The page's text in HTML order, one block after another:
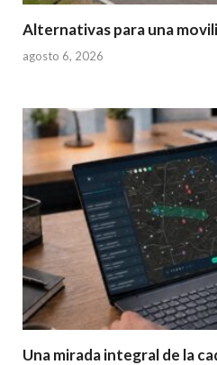
Alternativas para una
agosto 6, 2026
Una mirada integral de la